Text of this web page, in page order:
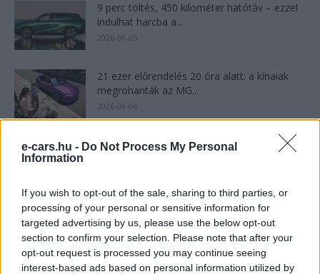
e-cars.hu - Do Not Process My Personal
Information
If you wish to opt-out of the sale, sharing to third parties, or
processing of your personal or sensitive information for
targeted advertising by us, please use the below opt-out
section to confirm your selection. Please note that after your
opt-out request is processed you may continue seeing
interest-based ads based on personal information utilized by
9 perc töltés, 450 kilométer hatótáv – ezzel
indulhat harcba a...
2026-08-05
21 ezer előrendelés 20 óra alatt: a kínaiak
megrohanták az MG...
2026-08-04
A Leapmotor átlépte a 100 ezres
A Volkswagen bedobta azt a lapot Kínában,
amivel a helyi EV-gyártókat...
2026-08-04